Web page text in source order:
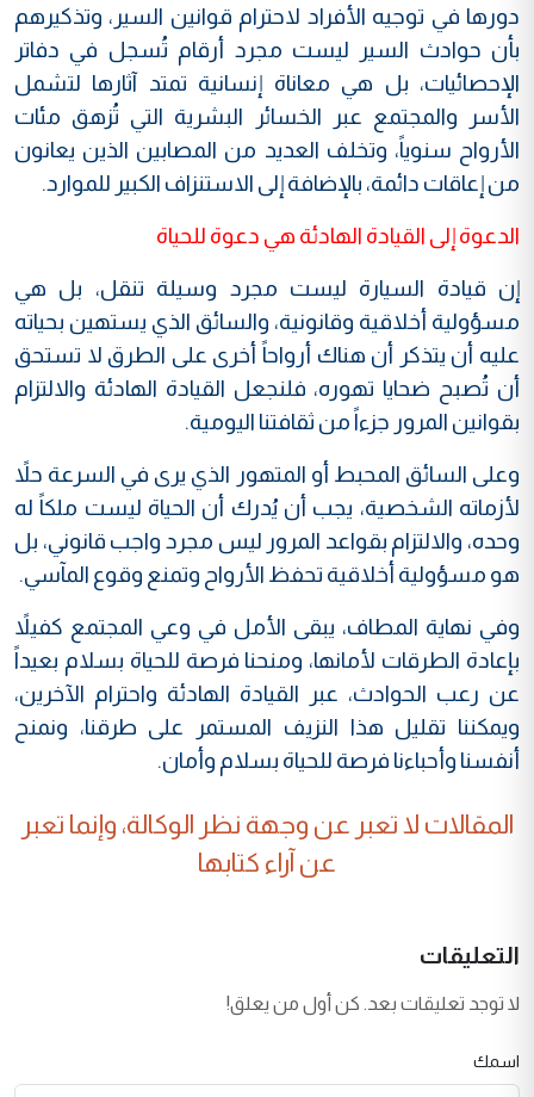
دورها في توجيه الأفراد لاحترام قوانين السير، وتذكيرهم
بأن حوادث السير ليست مجرد أرقام تُسجل في دفاتر
الإحصائيات، بل هي معاناة إنسانية تمتد آثارها لتشمل
الأسر والمجتمع عبر الخسائر البشرية التي تُزهق مئات
الأرواح سنوياً، وتخلف العديد من المصابين الذين يعانون
من إعاقات دائمة، بالإضافة إلى الاستنزاف الكبير للموارد.
الدعوة إلى القيادة الهادئة هي دعوة للحياة
إن قيادة السيارة ليست مجرد وسيلة تنقل، بل هي
مسؤولية أخلاقية وقانونية، والسائق الذي يستهين بحياته
عليه أن يتذكر أن هناك أرواحاً أخرى على الطرق لا تستحق
أن تُصبح ضحايا تهوره، فلنجعل القيادة الهادئة والالتزام
بقوانين المرور جزءاً من ثقافتنا اليومية.
وعلى السائق المحبط أو المتهور الذي يرى في السرعة حلاً
لأزماته الشخصية، يجب أن يُدرك أن الحياة ليست ملكاً له
وحده، والالتزام بقواعد المرور ليس مجرد واجب قانوني، بل
هو مسؤولية أخلاقية تحفظ الأرواح وتمنع وقوع المآسي.
وفي نهاية المطاف، يبقى الأمل في وعي المجتمع كفيلاً
بإعادة الطرقات لأمانها، ومنحنا فرصة للحياة بسلام بعيداً
عن رعب الحوادث، عبر القيادة الهادئة واحترام الآخرين،
ويمكننا تقليل هذا النزيف المستمر على طرقنا، ونمنح
أنفسنا وأحباءنا فرصة للحياة بسلام وأمان.
المقالات لا تعبر عن وجهة نظر الوكالة، وإنما تعبر
عن آراء كتابها
التعليقات
لا توجد تعليقات بعد. كن أول من يعلق!
اسمك